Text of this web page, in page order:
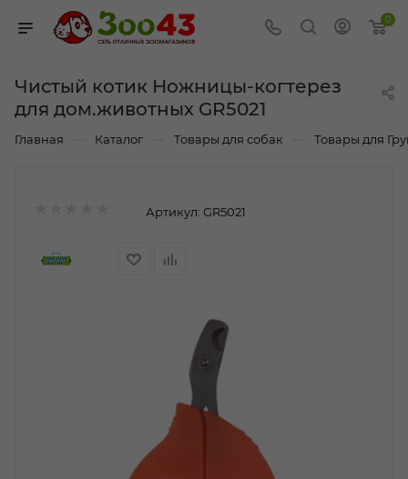
0
Чистый котик Ножницы-когтерез
для дом.животных GR5021
Главная Каталог Товары для собак Товары для
Артикул: GR5021